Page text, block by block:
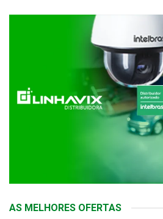
AS MELHORES OFERTAS